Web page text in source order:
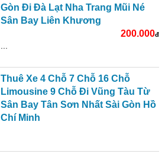
Gòn Đi Đà Lạt Nha Trang Mũi Né
Sân Bay Liên Khương
200.000đ
Thuê Xe 4 Chỗ 7 Chỗ 16 Chỗ
Limousine 9 Chỗ Đi Vũng Tàu Từ
Sân Bay Tân Sơn Nhất Sài Gòn Hồ
Chí Minh